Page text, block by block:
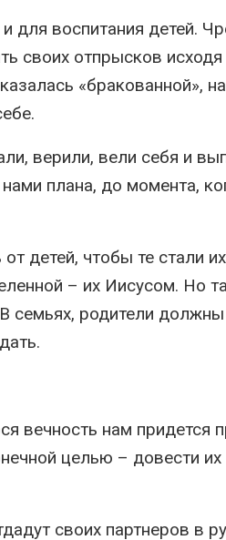
для воспитания детей.
своих отпрысков исходя
«бракованной»,
верили, вели себя и
плана, до момента,
детей, чтобы те стали их
– их Иисусом. Но
семьях, родители должны
вечность нам придется
целью – довести их
своих партнеров в